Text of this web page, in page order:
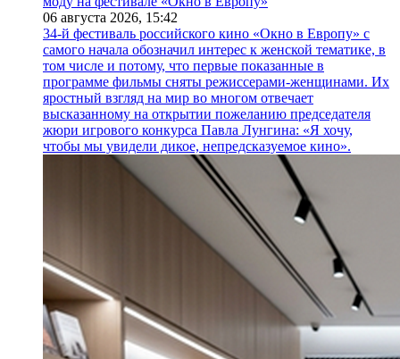
06 августа 2026, 15:42
34-й фестиваль российского кино «Окно в Европу» с
самого начала обозначил интерес к женской тематике, в
том числе и потому, что первые показанные в
программе фильмы сняты режиссерами-женщинами. Их
яростный взгляд на мир во многом отвечает
высказанному на открытии пожеланию председателя
жюри игрового конкурса Павла Лунгина: «Я хочу,
чтобы мы увидели дикое, непредсказуемое кино».